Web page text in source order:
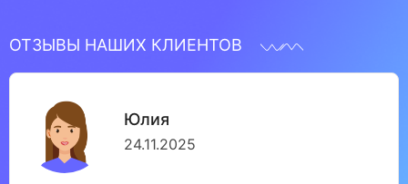
ОТЗЫВЫ НАШИХ КЛИЕНТОВ
Юлия
24.11.2025